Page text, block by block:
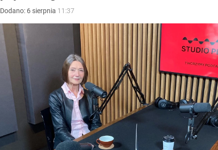
Dodano: 6 sierpnia 11:37